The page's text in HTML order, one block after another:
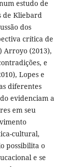
estudo de
de Kliebard
dos
crítica de
Arroyo (2013),
e
Lopes e
diferentes
evidenciam a
em seu
cultural,
possibilita o
e se